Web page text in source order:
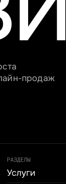
продаж
РАЗДЕЛЫ
Услуги